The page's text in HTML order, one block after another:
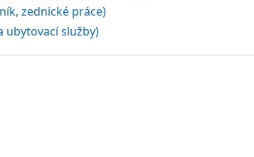
zednické práce)
ubytovací služby)